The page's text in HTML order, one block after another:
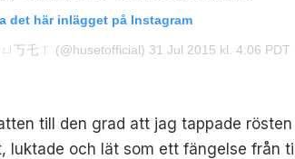
det här inlägget på Instagram
丂乇ㄒ (@husetofficial) 31 Jul 2015 kl. 4:06 PDT
till den grad att jag tappade
och lät som ett fängelse från